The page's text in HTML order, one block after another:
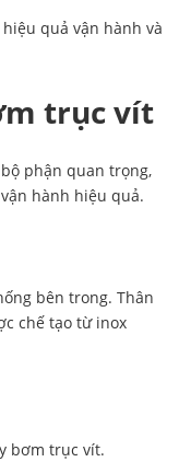
quả vận hành và
trục vít
phận quan trọng,
hành hiệu quả.
bên trong. Thân
chế tạo từ inox
bơm trục vít.